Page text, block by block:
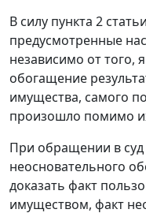
В силу пункта 2
предусмотренные
независимо от того,
обогащение
имущества, самого
произошло помимо
При обращении в суд
неосновательного
доказать факт
имуществом, факт